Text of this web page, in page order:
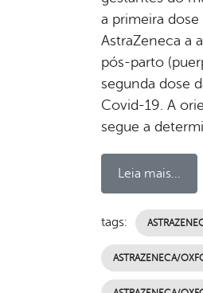
a primeira
AstraZeneca a
pós-parto
segunda dose
Covid-19. A
segue a
Leia mais...
tags:
ASTRAZENECA/